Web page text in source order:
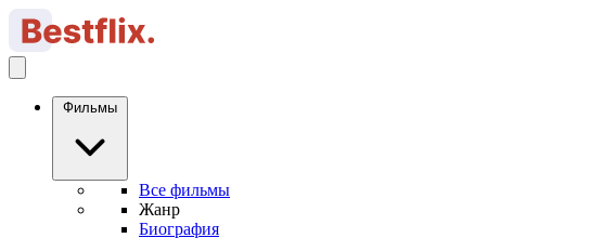
Фильмы
Все фильмы
Жанр
Биография